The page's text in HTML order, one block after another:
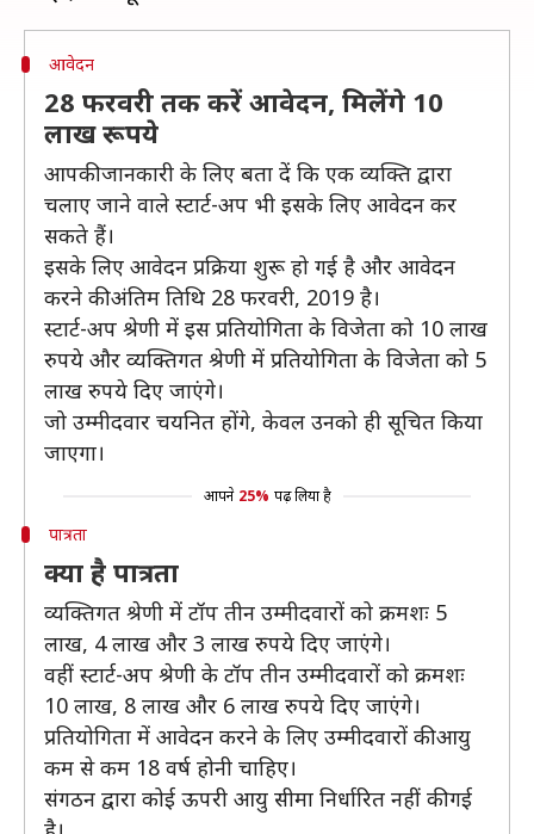
आवेदन
28 फरवरी तक करें आवेदन, मिलेंगे 10
लाख रूपये
आपकी जानकारी के लिए बता दें कि एक व्यक्ति द्वारा
चलाए जाने वाले स्टार्ट-अप भी इसके लिए आवेदन कर
सकते हैं।
इसके लिए आवेदन प्रक्रिया शुरू हो गई है और आवेदन
करने की अंतिम तिथि 28 फरवरी, 2019 है।
स्टार्ट-अप श्रेणी में इस प्रतियोगिता के विजेता को 10 लाख
रुपये और व्यक्तिगत श्रेणी में प्रतियोगिता के विजेता को 5
लाख रुपये दिए जाएंगे।
जो उम्मीदवार चयनित होंगे, केवल उनको ही सूचित किया
जाएगा।
आपने 25% पढ़ लिया है
पात्रता
क्या है पात्रता
व्यक्तिगत श्रेणी में टॉप तीन उम्मीदवारों को क्रमशः 5
लाख, 4 लाख और 3 लाख रुपये दिए जाएंगे।
वहीं स्टार्ट-अप श्रेणी के टॉप तीन उम्मीदवारों को क्रमशः
10 लाख, 8 लाख और 6 लाख रुपये दिए जाएंगे।
प्रतियोगिता में आवेदन करने के लिए उम्मीदवारों की आयु
कम से कम 18 वर्ष होनी चाहिए।
संगठन द्वारा कोई ऊपरी आयु सीमा निर्धारित नहीं की गई